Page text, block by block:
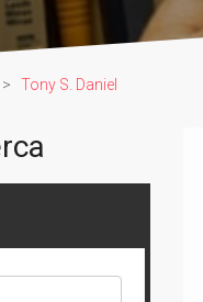
> Tony S. Daniel